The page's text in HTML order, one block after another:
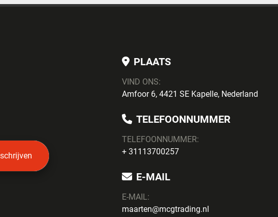
PLAATS
VIND ONS:
Amfoor 6, 4421 SE Kapelle, Nederland
TELEFOONNUMMER
TELEFOONNUMMER:
+ 31113700257
E-MAIL
E-MAIL:
maarten@mcgtrading.nl